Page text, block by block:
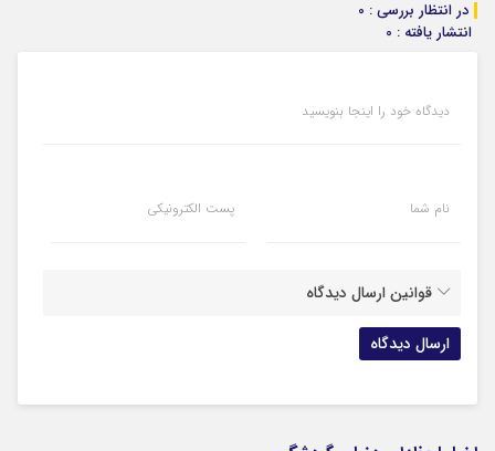
در انتظار بررسی : 0
انتشار یافته : 0
دیدگاه خود را اینجا بنویسید
نام شما پست الکترونیکی
قوانین ارسال دیدگاه